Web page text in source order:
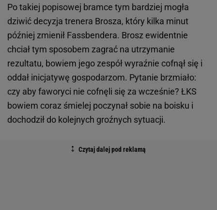
Po takiej popisowej bramce tym bardziej mogła
dziwić decyzja trenera Brosza, który kilka minut
później zmienił Fassbendera. Brosz ewidentnie
chciał tym sposobem zagrać na utrzymanie
rezultatu, bowiem jego zespół wyraźnie cofnął się i
oddał inicjatywę gospodarzom. Pytanie brzmiało:
czy aby faworyci nie cofnęli się za wcześnie? ŁKS
bowiem coraz śmielej poczynał sobie na boisku i
dochodził do kolejnych groźnych sytuacji.